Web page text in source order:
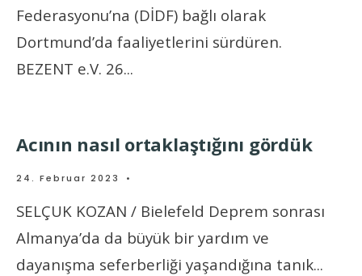
Federasyonu’na (DİDF) bağlı olarak
Dortmund’da faaliyetlerini sürdüren.
BEZENT e.V. 26...
Acının nasıl ortaklaştığını gördük
24. Februar 2023 •
SELÇUK KOZAN / Bielefeld Deprem sonrası
Almanya’da da büyük bir yardım ve
dayanışma seferberliği yaşandığına tanık...